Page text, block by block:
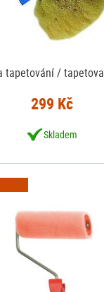
tapetování /
299 Kč
Skladem